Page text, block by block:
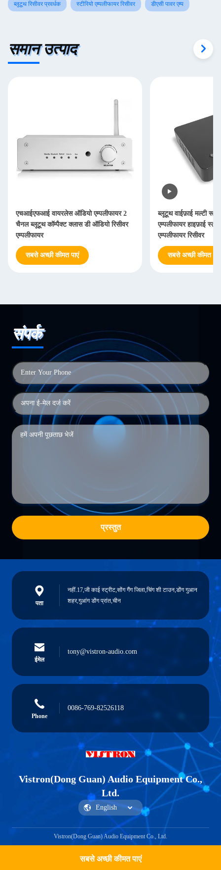
ब्लूटूथ रिसीवर प्रवर्धक स्टीरियो एम्पलीफायर रिसीवर डीएसी पावर एम्प
सबसे अच्छी कीमत पाएं
समान उत्पाद
एचआईएफआई वायरलेस ऑडियो एम्पलीफायर 2
चैनल ब्लूटूथ कॉम्पैक्ट क्लास डी ऑडियो रिसीवर
एम्पलीफायर
सबसे अच्छी कीमत पाएं
ब्लूटूथ वाईफ़ाई मल्टी रूम
एम्पलीफायर हाइफ़ाई
एम्पलीफायर रिसीवर
सबसे अच्छी कीमत पाएं
संपर्क
प्रस्तुत
पता
नहीं.17,जी काई स्ट्रीट,सोंग गैंग जिला,चिंग शी टाउन,डोंग गुआन
शहर,गुआंग डोंग प्रांत,चीन
ईमेल
tony@vistron-audio.com
Phone
0086-769-82526118
Vistron(Dong Guan) Audio Equipment Co.,
Ltd.
Vistron(Dong Guan) Audio Equipment Co., Ltd.
Get a Quote